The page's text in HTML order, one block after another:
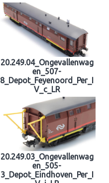
20.249.04_Ongevallenwag
en_507-
8_Depot_Feyenoord_Per_I
V_c_LR
20.249.03_Ongevallenwag
en_505-
3_Depot_Eindhoven_Per_I